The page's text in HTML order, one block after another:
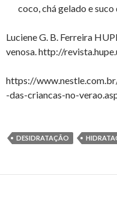
coco, chá gelado e
Luciene G. B. Ferreira
venosa. http://
https://
-das-criancas-no-
DESIDRATAÇÃO